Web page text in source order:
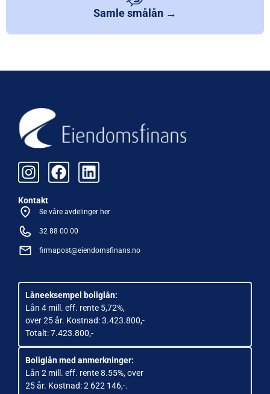
Samle smålån →
Kontakt
Se våre avdelinger her
32 88 00 00
firmapost@eiendomsfinans.no
Låneeksempel boliglån:
Lån 4 mill. eff. rente 5,72%,
over 25 år. Kostnad: 3.423.800,-
Totalt: 7.423.800,-
Boliglån med anmerkninger:
Lån 2 mill. eff. rente 8.55%, over
25 år. Kostnad: 2 622 146,-.